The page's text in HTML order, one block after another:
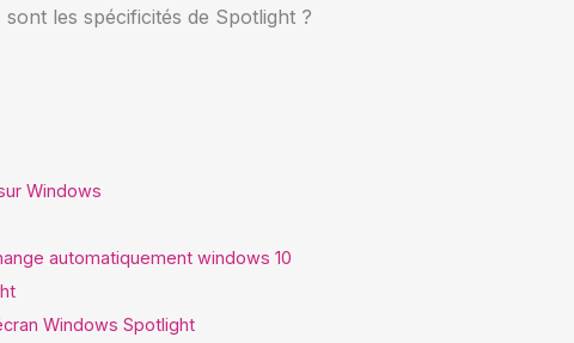
les spécificités de Spotlight ?
Windows
automatiquement windows 10
Windows Spotlight